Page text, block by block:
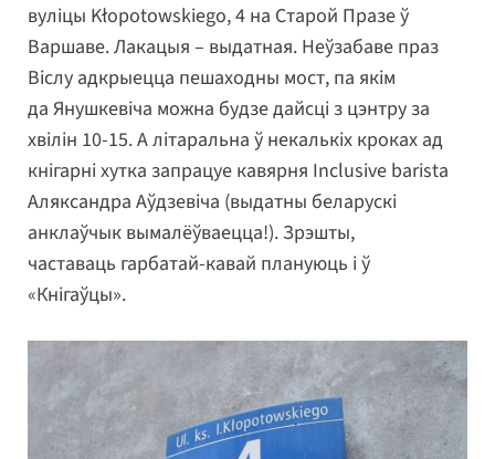
вуліцы Kłopotowskiego, 4 на Старой Празе ў
Варшаве. Лакацыя – выдатная. Неўзабаве праз
Віслу адкрыецца пешаходны мост, па якім
да Янушкевіча можна будзе дайсці з цэнтру за
хвілін 10-15. А літаральна ў некалькіх кроках ад
кнігарні хутка запрацуе кавярня Inclusive barista
Аляксандра Аўдзевіча (выдатны беларускі
анклаўчык вымалёўваецца!). Зрэшты,
частаваць гарбатай-кавай плануюць і ў
«Кнігаўцы».